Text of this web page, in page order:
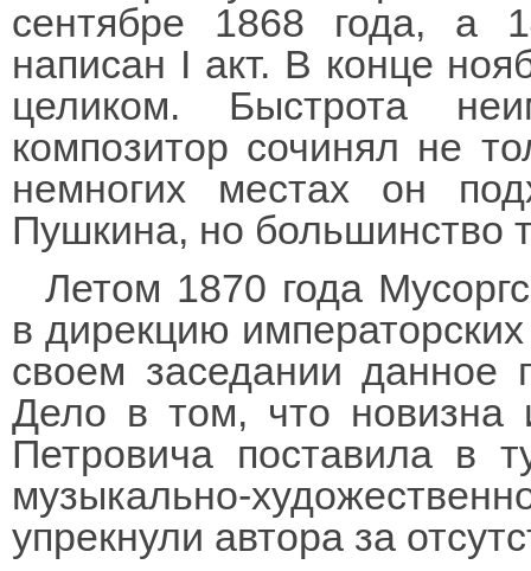
сентябре 1868 года, а
написан I акт. В конце
целиком. Быстрота
композитор сочинял не
немногих местах он
Пушкина, но большинство
Летом 1870 года
в дирекцию
своем заседании данное
Дело в том, что новизна
Петровича поставила в
музыкально-
упрекнули автора за